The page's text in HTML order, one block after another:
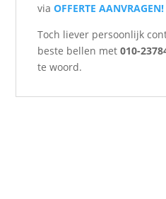
viaOFFERTE AANVRAGEN!
Toch liever persoonlijk
beste bellen met010-
te woord.